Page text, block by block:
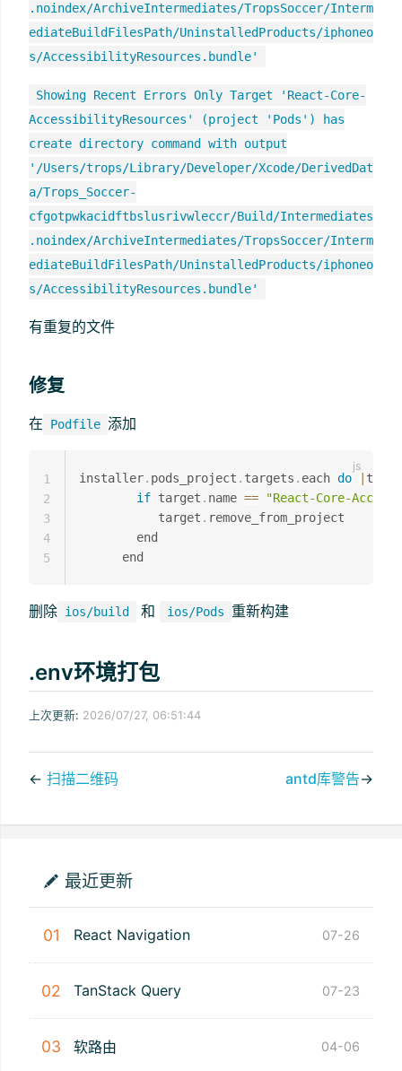
.noindex/ArchiveIntermediates/TropsSoccer/Interm
ediateBuildFilesPath/UninstalledProducts/iphoneo
s/AccessibilityResources.bundle'
Showing Recent Errors Only Target 'React-Core-
AccessibilityResources' (project 'Pods') has
create directory command with output
'/Users/trops/Library/Developer/Xcode/DerivedDat
a/Trops_Soccer-
cfgotpwkacidftbslusrivwleccr/Build/Intermediates
.noindex/ArchiveIntermediates/TropsSoccer/Interm
ediateBuildFilesPath/UninstalledProducts/iphoneo
s/AccessibilityResources.bundle'
有重复的文件
修复
在 Podfile 添加
installer. pods_project . targets . each do
if target . name ==
"React-Core-
           target
. remove_from_project
        end
1
2
3
4
5
删除 ios/build 和 ios/Pods 重新构建
.env环境打包
上次更新: 2026/07/27, 06:51:44
← 扫描二维码 antd库警告→
最近更新
01 React Navigation 07-26
02 TanStack Query 07-23
03 软路由 04-06